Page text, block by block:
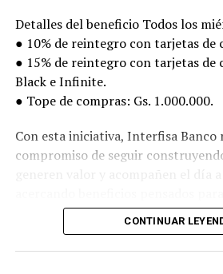
Detalles del beneficio Todos los
● 10% de reintegro con tarjetas de
● 15% de reintegro con tarjetas
Black e Infinite.
● Tope de compras: Gs. 1.000.000.
Con esta iniciativa, Interfisa Banco
compromiso de seguir
CONTINUAR